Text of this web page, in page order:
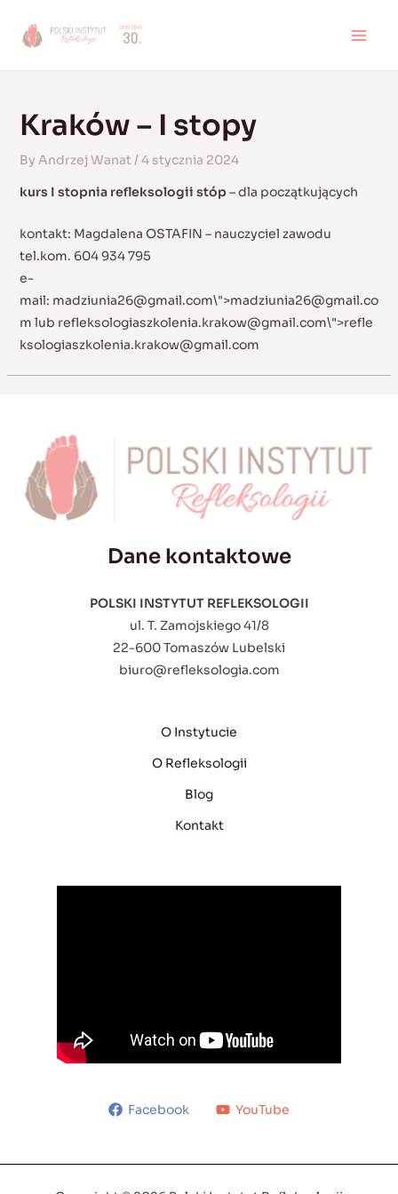
Kraków – I stopy
By Andrzej Wanat/4 stycznia 2024
kurs I stopnia refleksologii stóp– dla początkujących
kontakt: Magdalena OSTAFIN – nauczyciel zawodu
tel.kom. 604 934 795
e-
mail: madziunia26@gmail.com\">madziunia26@gmail.co
m lub refleksologiaszkolenia.krakow@gmail.com\">refle
ksologiaszkolenia.krakow@gmail.com
Dane kontaktowe
POLSKI INSTYTUT REFLEKSOLOGII
ul. T. Zamojskiego 41/8
22-600 Tomaszów Lubelski
biuro@refleksologia.com
O Instytucie
O Refleksologii
Blog
Kontakt
Facebook YouTube